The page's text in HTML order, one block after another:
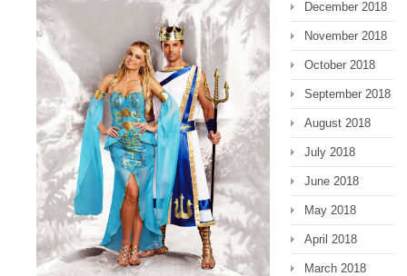
December 2018
November 2018
October 2018
September 2018
August 2018
July 2018
June 2018
May 2018
April 2018
March 2018